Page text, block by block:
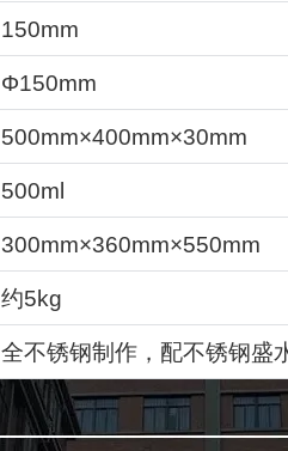
150mm
Φ150mm
500mm×400mm×30mm
500ml
300mm×360mm×550mm
约5kg
全不锈钢制作，配不锈钢盛